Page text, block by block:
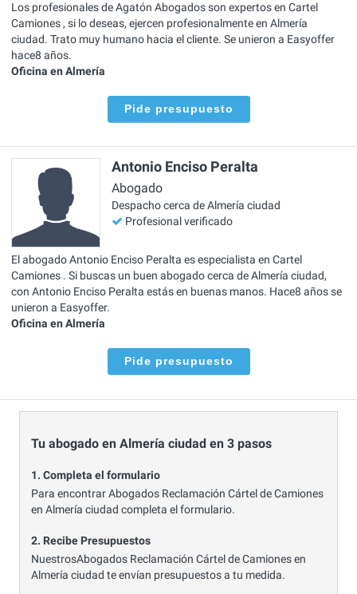
Los profesionales de Agatón Abogados son expertos en Cartel
Camiones , si lo deseas, ejercen profesionalmente en Almería
ciudad. Trato muy humano hacia el cliente. Se unieron a Easyoffer
hace8 años.
Oficina en Almería
Pide presupuesto
Antonio Enciso Peralta
Abogado
Despacho cerca de Almería ciudad
Profesional verificado
El abogado Antonio Enciso Peralta es especialista en Cartel
Camiones . Si buscas un buen abogado cerca de Almería ciudad,
con Antonio Enciso Peralta estás en buenas manos. Hace8 años se
unieron a Easyoffer.
Oficina en Almería
Pide presupuesto
Tu abogado en Almería ciudad en 3 pasos
1. Completa el formulario
Para encontrar Abogados Reclamación Cártel de Camiones
en Almería ciudad completa el formulario.
2. Recibe Presupuestos
NuestrosAbogados Reclamación Cártel de Camiones en
Almería ciudad te envían presupuestos a tu medida.